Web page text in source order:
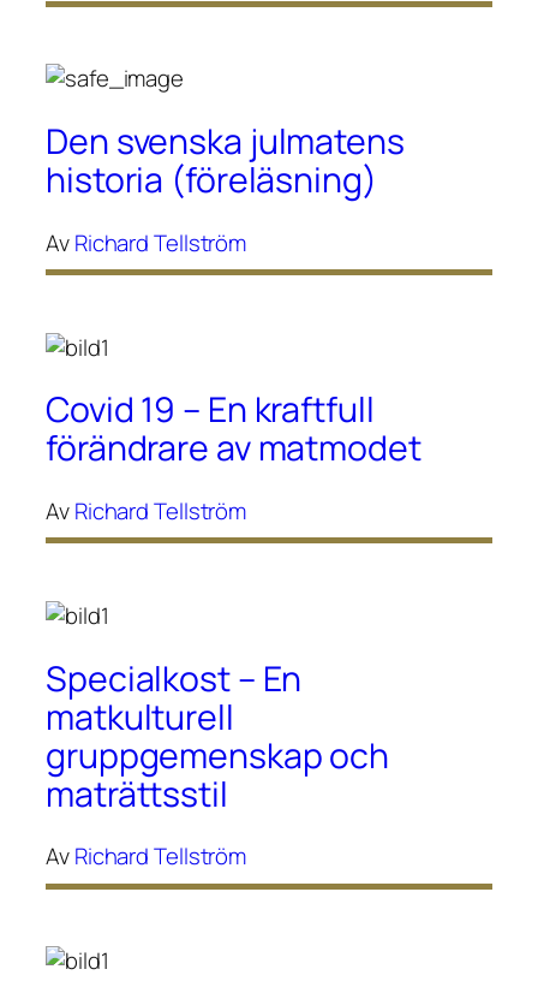
Den svenska julmatens
historia (föreläsning)
AvRichard Tellström
Covid 19 – En kraftfull
förändrare av matmodet
AvRichard Tellström
Specialkost – En
matkulturell
gruppgemenskap och
maträttsstil
AvRichard Tellström